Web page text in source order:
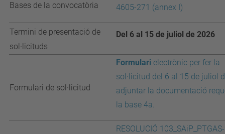
Bases de la convocatòria
4605-271 (annex I)
Termini de presentació de
sol·licituds
Del 6 al 15 de juliol de 2026
Formulari de sol·licitud
Formulari electrònic per fer la
sol·licitud del 6 al 15 de juliol
adjuntar la documentació
la base 4a.
RESOLUCIÓ